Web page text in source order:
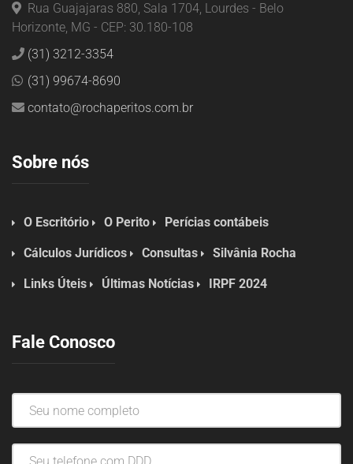
Rua Guajajaras 880, Sala 1704, Lourdes - Belo
Horizonte, MG - CEP: 30.180-108
(31) 3212-3354
(31) 99674-8690
contato@rochaperitos.com.br
Sobre nós
O Escritório O Perito Perícias contábeis
Cálculos Jurídicos Consultas Silvânia Rocha
Links Úteis Últimas Notícias IRPF 2024
Fale Conosco